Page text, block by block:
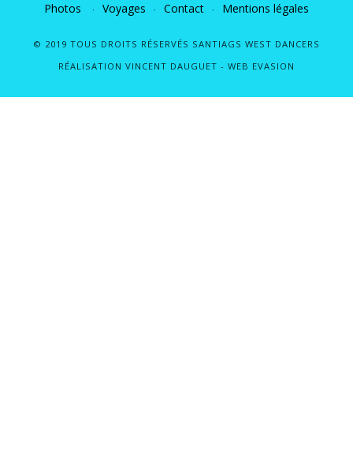
Photos
Voyages Contact Mentions légales
© 2019 TOUS DROITS RÉSERVÉS SANTIAGS WEST DANCERS
RÉALISATION VINCENT DAUGUET - WEB EVASION